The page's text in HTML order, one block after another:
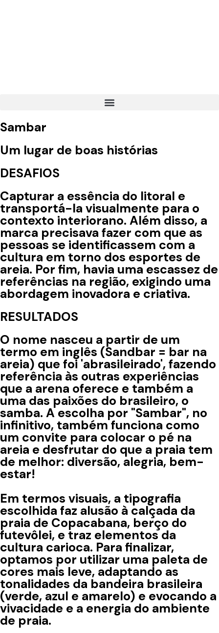
Sambar
Um lugar de boas histórias
DESAFIOS
Capturar a essência do litoral e
transportá-la visualmente para o
contexto interiorano. Além disso, a
marca precisava fazer com que as
pessoas se identificassem com a
cultura em torno dos esportes de
areia. Por fim, havia uma escassez de
referências na região, exigindo uma
abordagem inovadora e criativa.
RESULTADOS
O nome nasceu a partir de um
termo em inglês (Sandbar = bar na
areia) que foi 'abrasileirado', fazendo
referência às outras experiências
que a arena oferece e também a
uma das paixões do brasileiro, o
samba. A escolha por "Sambar", no
infinitivo, também funciona como
um convite para colocar o pé na
areia e desfrutar do que a praia tem
de melhor: diversão, alegria, bem-
estar!
Em termos visuais, a tipografia
escolhida faz alusão à calçada da
praia de Copacabana, berço do
futevôlei, e traz elementos da
cultura carioca. Para finalizar,
optamos por utilizar uma paleta de
cores mais leve, adaptando as
tonalidades da bandeira brasileira
(verde, azul e amarelo) e evocando a
vivacidade e a energia do ambiente
de praia.